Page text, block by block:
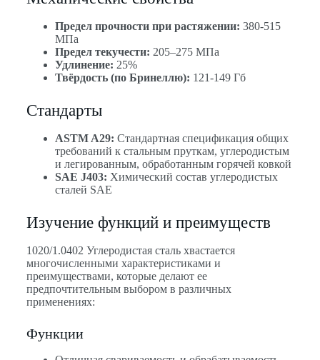
Предел прочности при растяжении: 380-515
МПа
Предел текучести: 205–275 МПа
Удлинение: 25%
Твёрдость (по Бринеллю): 121-149 Гб
Стандарты
ASTM A29: Стандартная спецификация общих
требований к стальным пруткам, углеродистым
и легированным, обработанным горячей ковкой
SAE J403: Химический состав углеродистых
сталей SAE
Изучение функций и преимуществ
1020/1.0402 Углеродистая сталь хвастается
многочисленными характеристиками и
преимуществами, которые делают ее
предпочтительным выбором в различных
применениях:
Функции